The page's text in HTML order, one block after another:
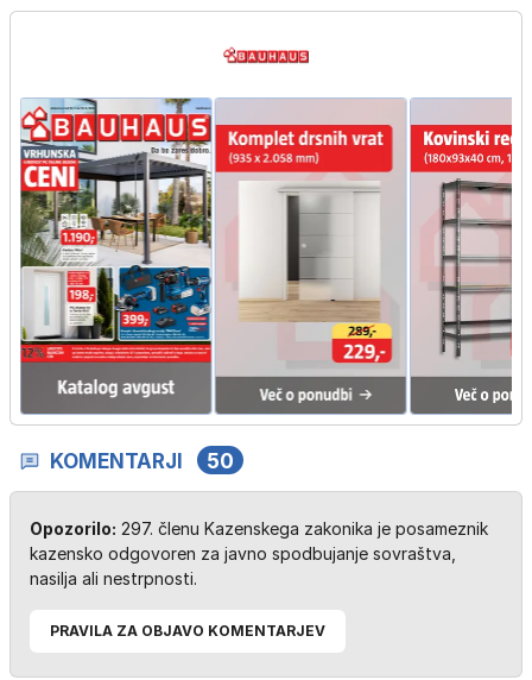
KOMENTARJI 50
Opozorilo: 297. členu Kazenskega zakonika je posameznik
kazensko odgovoren za javno spodbujanje sovraštva,
nasilja ali nestrpnosti.
PRAVILA ZA OBJAVO KOMENTARJEV